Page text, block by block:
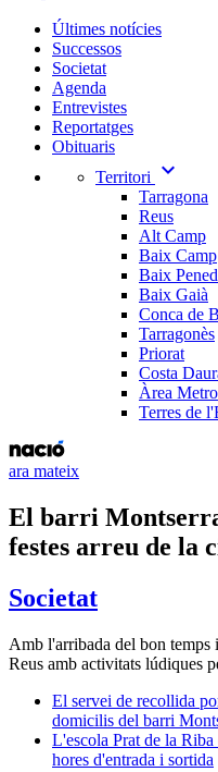
Últimes notícies
Successos
Societat
Agenda
Entrevistes
Reportatges
Obituaris
Territori
expand_more
Tarragona
Reus
Alt Camp
Baix Camp
Baix
Baix Gaià
Conca de
Tarragonès
Priorat
Costa
Àrea
Terres de
ara mateix
El barri
festes arreu de la
Societat
Amb l'arribada del bon temps
Reus amb activitats lúdiques
El servei de recollida
domicilis del barri
L'escola Prat de la
hores d'entrada i sortida